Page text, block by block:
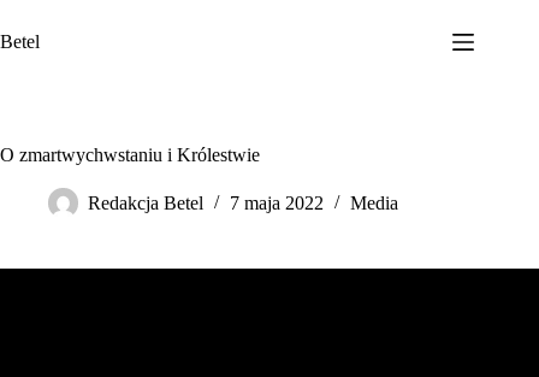
do
treści
Betel
O zmartwychwstaniu i Królestwie
Redakcja Betel 7 maja 2022 Media